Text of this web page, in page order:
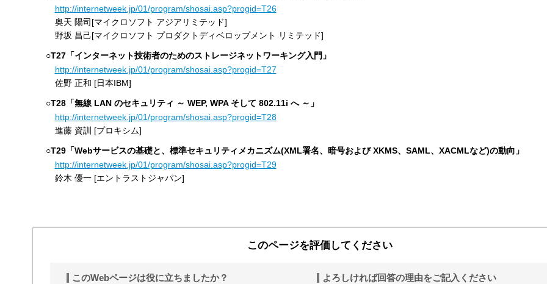
http://internetweek.jp/01/program/shosai.asp?progid=T26
奥天 陽司[マイクロソフト アジアリミテッド]
野坂 昌己[マイクロソフト プロダクトディベロップメント リミテッド]
○T27「インターネット技術者のためのストレージネットワーキング入門」
http://internetweek.jp/01/program/shosai.asp?progid=T27
佐野 正和 [日本IBM]
○T28「無線 LAN のセキュリティ ～ WEP, WPA そして 802.11i へ ～」
http://internetweek.jp/01/program/shosai.asp?progid=T28
進藤 資訓 [プロキシム]
○T29「Webサービスの基礎と、標準セキュリティメカニズム(XML署名、暗号および XKMS、SAML、XACMLなど)の動向」
http://internetweek.jp/01/program/shosai.asp?progid=T29
鈴木 優一 [エントラストジャパン]
このページを評価してください
このWebページは役に立ちましたか？ よろしければ回答の理由をご記入ください